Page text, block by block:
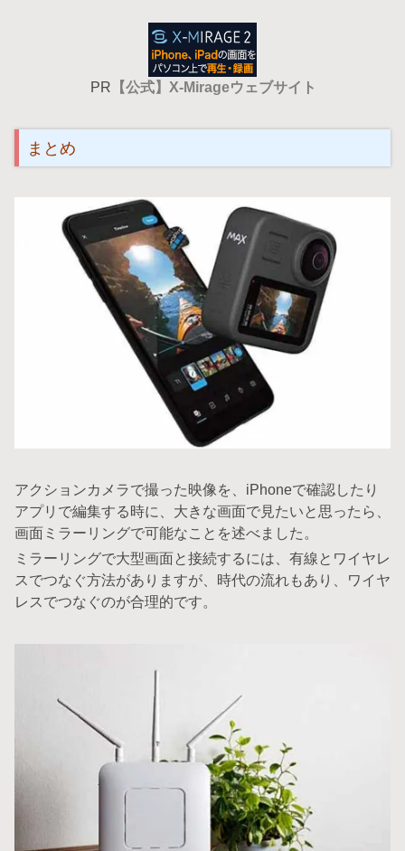
PR 【公式】X-Mirageウェブサイト
まとめ
アクションカメラで撮った映像を、iPhoneで確認したり
アプリで編集する時に、大きな画面で見たいと思ったら、
画面ミラーリングで可能なことを述べました。
ミラーリングで大型画面と接続するには、有線とワイヤレ
スでつなぐ方法がありますが、時代の流れもあり、ワイヤ
レスでつなぐのが合理的です。